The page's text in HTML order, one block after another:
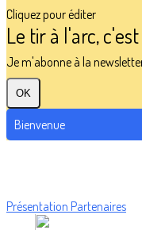
Cliquez pour éditer
Le tir à l'arc,
Je m'abonne à la
OK
Bienvenue
Présentation Partenaires